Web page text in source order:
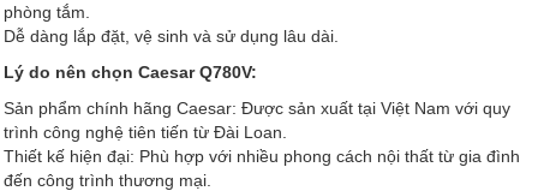
phòng tắm.
Dễ dàng lắp đặt, vệ sinh và sử dụng lâu dài.
Lý do nên chọn Caesar Q780V:
Sản phẩm chính hãng Caesar: Được sản xuất tại Việt Nam với quy
trình công nghệ tiên tiến từ Đài Loan.
Thiết kế hiện đại: Phù hợp với nhiều phong cách nội thất từ gia đình
đến công trình thương mại.